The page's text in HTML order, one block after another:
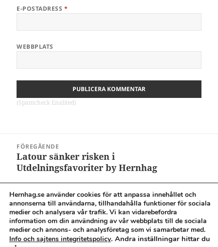
E-POSTADRESS *
WEBBPLATS
(Spamcheck Enabled)
FÖREGÅENDE
Föregående
inlägg:
Latour sänker risken i
Utdelningsfavoriter by Hernhag
NÄSTA
Nästa
inlägg:
Lurad av Eniro i hopp om att ranka högt
på Google
Cookies & integritetspolicy
Hernhag.se använder cookies för att anpassa innehållet och
annonserna till användarna, tillhandahålla funktioner för sociala
medier och analysera vår trafik. Vi kan vidarebefordra
information om din användning av vår webbplats till de sociala
medier och annons- och analysföretag som vi samarbetar med.
Info och sajtens integritetspolicy. Andra inställningar hittar du